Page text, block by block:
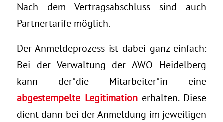
Nach dem Vertragsabschluss sind auch
Partnertarife möglich.
Der Anmeldeprozess ist dabei ganz einfach:
Bei der Verwaltung der AWO Heidelberg
kann der*die Mitarbeiter*in eine
abgestempelte Legitimationerhalten. Diese
dient dann bei der Anmeldung im jeweiligen